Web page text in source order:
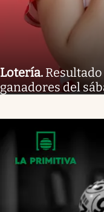
Lotería.
ganadores del